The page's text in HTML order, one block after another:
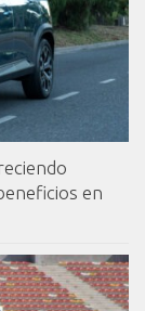
en